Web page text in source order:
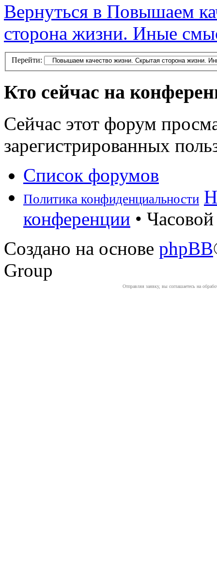
Вернуться в Повышаем
сторона жизни. Иные
Перейти:
Кто сейчас на
Сейчас этот форум
зарегистрированных
Список форумов
Политика конфиденциальности
конференции •
Создано на основе phpBB
Group
Отправляя заявку, вы соглашаетесь на